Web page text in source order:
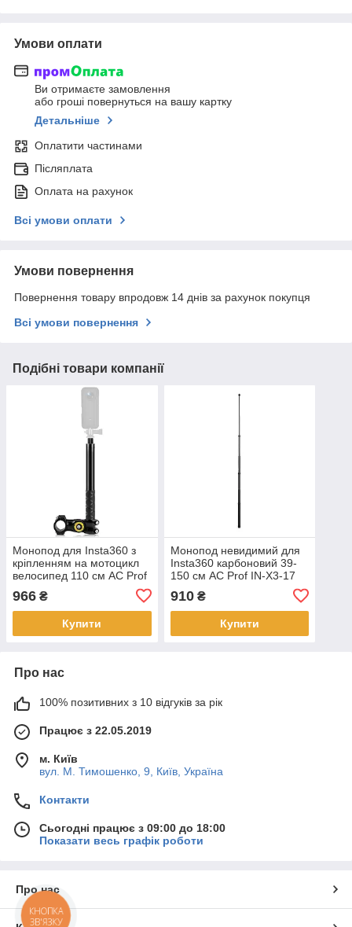
Умови оплати
Ви отримаєте замовлення
або гроші повернуться на вашу картку
Детальніше
Оплатити частинами
Післяплата
Оплата на рахунок
Всі умови оплати
Умови повернення
Повернення товару впродовж 14 днів за рахунок покупця
Всі умови повернення
Подібні товари компанії
Монопод для Insta360 з
кріпленням на мотоцикл
велосипед 110 см AC Prof
966 ₴
Купити
Монопод невидимий для
Insta360 карбоновий 39-
150 см AC Prof IN-X3-17
910₴
Купити
Про нас
100% позитивних з 10 відгуків за рік
Працює з 22.05.2019
м. Київ
вул. М. Тимошенко, 9, Київ, Україна
Контакти
Сьогодні працює з 09:00 до 18:00
Показати весь графік роботи
Про нас
КНОПКА
ЗВ'ЯЗКУ